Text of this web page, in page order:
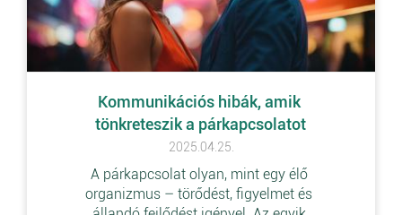
Kommunikációs hibák, amik
tönkreteszik a párkapcsolatot
2025.04.25.
A párkapcsolat olyan, mint egy élő
organizmus – törődést, figyelmet és